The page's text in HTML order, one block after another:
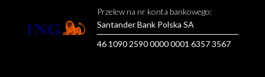
Przelew na nr konta bankowego:
Santander Bank Polska SA
46 1090 2590 0000 0001 6357 3567